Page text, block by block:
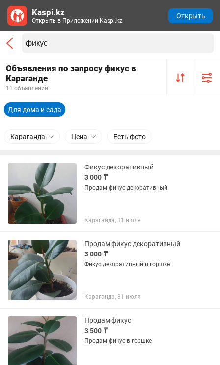
Объявления по запросу фикус в
Караганде
11 объявлений
Для дома и сада
Караганда Цена Есть фото
Фикус декоративный
3 000 ₸
Продам фикус декоративный
Караганда, 31 июля
Продам фикус декоративный
3 000 ₸
Фикус декоративный в горшке
Караганда, 31 июля
Продам фикус
3 500 ₸
Продам фикус в горшке
Kaspi.kz
Открыть в Приложении Kaspi.kz
Открыть